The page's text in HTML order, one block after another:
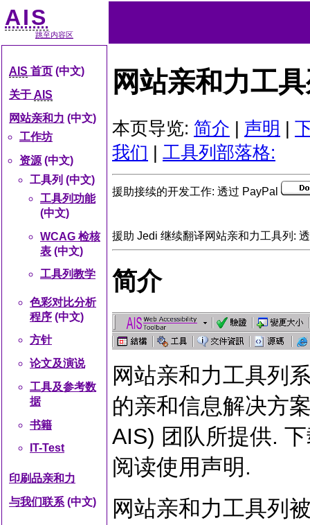
AIS
跳至内容区
AIS 首页 (中文)
关于 AIS
网站亲和力 (中文)
工作坊
资源 (中文)
工具列 (中文)
工具列功能
(中文)
WCAG 检核
表 (中文)
工具列教学
色彩对比分析
程序 (中文)
方针
论文及演说
工具及参考数
据
书籍
IT-Test
印刷品亲和力
与我们联系 (中文)
网站亲和力工
本页导览: 简介 | 声明 |
我们 | 工具列部落格:
援助接续的开发工作: 透过 PayPal
援助 Jedi 继续翻译网站亲和力工具列:
简介
网站亲和力工具列
的亲和信息解决方
AIS) 团队所提供.
阅读使用声明.
网站亲和力工具列